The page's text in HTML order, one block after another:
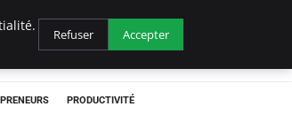
PRODUCTIVITÉ
Refuser Accepter